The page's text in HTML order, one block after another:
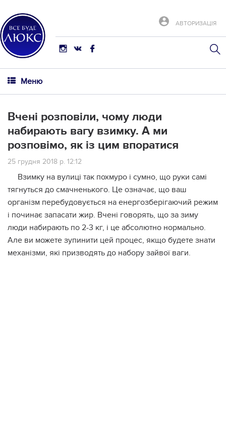
АВТОРИЗАЦІЯ
Меню
Вчені розповіли, чому люди
набирають вагу взимку. А ми
розповімо, як із цим впоратися
25 грудня 2018 р. 12:12
Взимку на вулиці так похмуро і сумно, що руки самі
тягнуться до смачненького. Це означає, що ваш
організм перебудовується на енергозберігаючий режим
і починає запасати жир. Вчені говорять, що за зиму
люди набирають по 2-3 кг, і це абсолютно нормально.
Але ви можете зупинити цей процес, якщо будете знати
механізми, які призводять до набору зайвої ваги.